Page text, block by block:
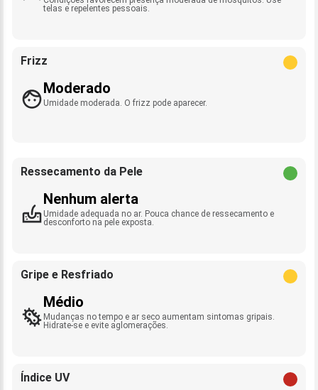
telas e repelentes pessoais.
Frizz
Moderado
Umidade moderada. O frizz pode aparecer.
Ressecamento da Pele
Nenhum alerta
Umidade adequada no ar. Pouca chance de ressecamento e
desconforto na pele exposta.
Gripe e Resfriado
Médio
Mudanças no tempo e ar seco aumentam sintomas gripais.
Hidrate-se e evite aglomerações.
Índice UV